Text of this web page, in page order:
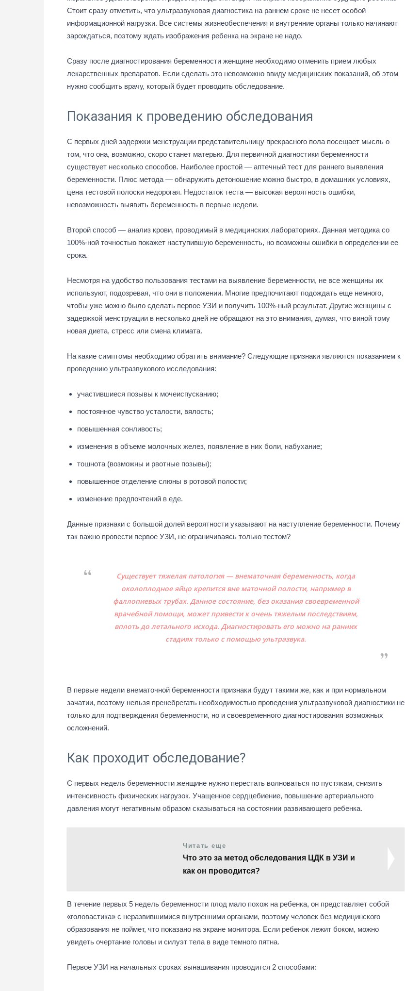
Стоит сразу отметить, что ультразвуковая диагностика на раннем сроке не несет особой
информационной нагрузки. Все системы жизнеобеспечения и внутренние органы только начинают
зарождаться, поэтому ждать изображения ребенка на экране не надо.
Сразу после диагностирования беременности женщине необходимо отменить прием любых
лекарственных препаратов. Если сделать это невозможно ввиду медицинских показаний, об этом
нужно сообщить врачу, который будет проводить обследование.
Показания к проведению обследования
С первых дней задержки менструации представительницу прекрасного пола посещает мысль о
том, что она, возможно, скоро станет матерью. Для первичной диагностики беременности
существует несколько способов. Наиболее простой — аптечный тест для раннего выявления
беременности. Плюс метода — обнаружить детоношение можно быстро, в домашних условиях,
цена тестовой полоски недорогая. Недостаток теста — высокая вероятность ошибки,
невозможность выявить беременность в первые недели.
Второй способ — анализ крови, проводимый в медицинских лабораториях. Данная методика со
100%-ной точностью покажет наступившую беременность, но возможны ошибки в определении ее
срока.
Несмотря на удобство пользования тестами на выявление беременности, не все женщины их
используют, подозревая, что они в положении. Многие предпочитают подождать еще немного,
чтобы уже можно было сделать первое УЗИ и получить 100%-ный результат. Другие женщины с
задержкой менструации в несколько дней не обращают на это внимания, думая, что виной тому
новая диета, стресс или смена климата.
На какие симптомы необходимо обратить внимание? Следующие признаки являются показанием к
проведению ультразвукового исследования:
участившиеся позывы к мочеиспусканию;
постоянное чувство усталости, вялость;
повышенная сонливость;
изменения в объеме молочных желез, появление в них боли, набухание;
тошнота (возможны и рвотные позывы);
повышенное отделение слюны в ротовой полости;
изменение предпочтений в еде.
Данные признаки с большой долей вероятности указывают на наступление беременности. Почему
так важно провести первое УЗИ, не ограничиваясь только тестом?
Существует тяжелая патология — внематочная беременность, когда
околоплодное яйцо крепится вне маточной полости, например в
фаллопиевых трубах. Данное состояние, без оказания своевременной
врачебной помощи, может привести к очень тяжелым последствиям,
вплоть до летального исхода. Диагностировать его можно на ранних
стадиях только с помощью ультразвука.
В первые недели внематочной беременности признаки будут такими же, как и при нормальном
зачатии, поэтому нельзя пренебрегать необходимостью проведения ультразвуковой диагностики не
только для подтверждения беременности, но и своевременного диагностирования возможных
осложнений.
Как проходит обследование?
С первых недель беременности женщине нужно перестать волноваться по пустякам, снизить
интенсивность физических нагрузок. Учащенное сердцебиение, повышение артериального
давления могут негативным образом сказываться на состоянии развивающего ребенка.
Читать еще
Что это за метод обследования ЦДК в УЗИ и
как он проводится?
В течение первых 5 недель беременности плод мало похож на ребенка, он представляет собой
«головастика» с неразвившимися внутренними органами, поэтому человек без медицинского
образования не поймет, что показано на экране монитора. Если ребенок лежит боком, можно
увидеть очертание головы и силуэт тела в виде темного пятна.
Первое УЗИ на начальных сроках вынашивания проводится 2 способами: